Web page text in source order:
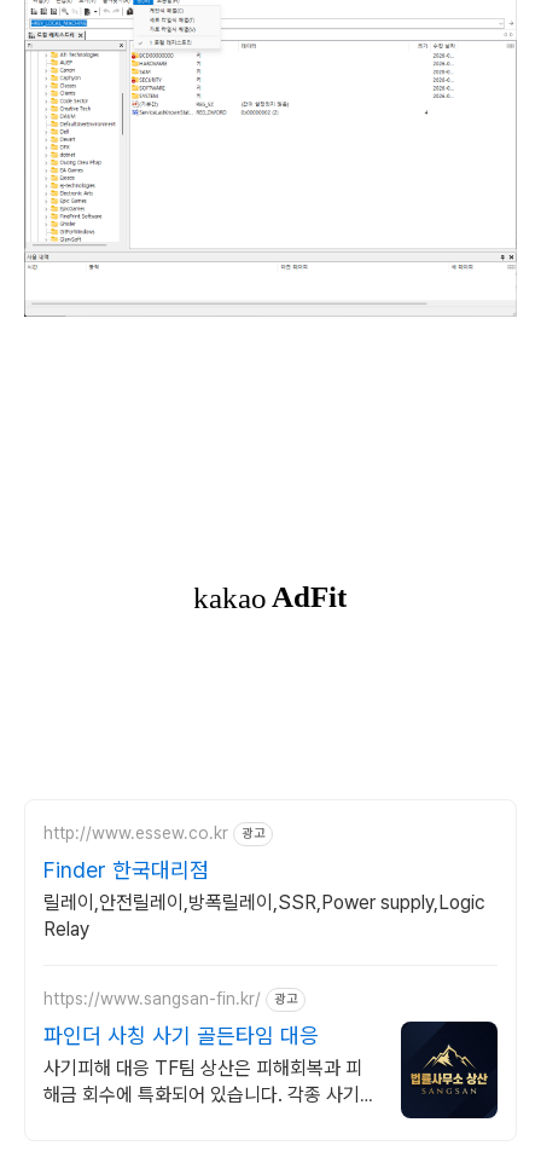
http://www.essew.co.kr 광고
Finder 한국대리점
릴레이,안전릴레이,방폭릴레이,SSR,Power supply,Logic
Relay
https://www.sangsan-fin.kr/ 광고
파인더 사칭 사기 골든타임 대응
사기피해 대응 TF팀 상산은 피해회복과 피
해금 회수에 특화되어 있습니다. 각종 사기